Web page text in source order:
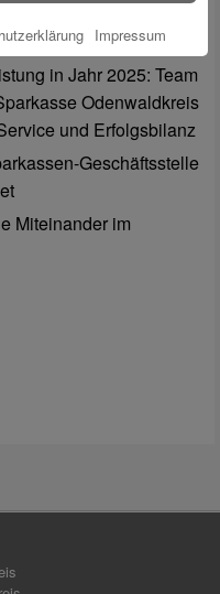
2026 startet
zum Wiesenmarkt
in Jahr 2025: Team
Odenwaldkreis
und Erfolgsbilanz
Geschäftsstelle
Miteinander im
Impressum